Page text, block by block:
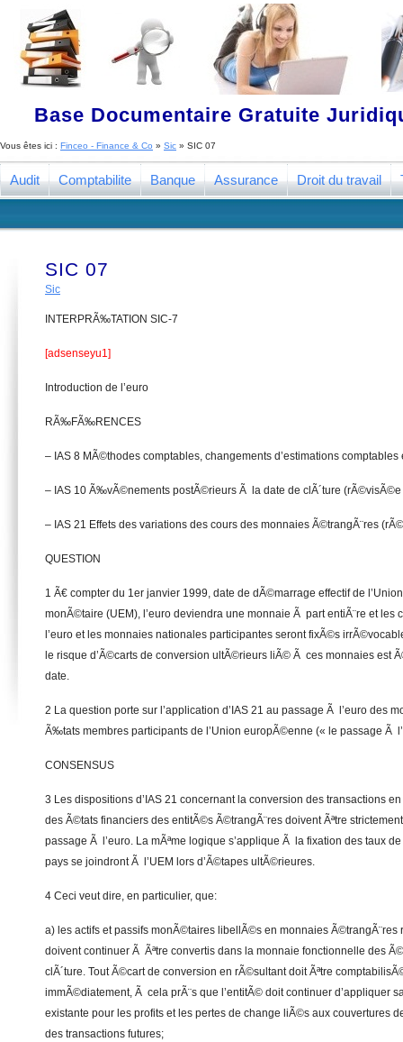
Base Documentaire Gratuite
Vous êtes ici : Finceo - Finance & Co » Sic » SIC 07
Audit Comptabilite Banque Assurance Droit du travail
SIC 07
Sic
INTERPRÃ‰TATION SIC-7
[adsenseyu1]
Introduction de l’euro
RÃ‰FÃ‰RENCES
– IAS 8 MÃ©thodes comptables, changements d’estimations comptables
– IAS 10 Ã‰vÃ©nements postÃ©rieurs Ã la date de clÃ´ture
– IAS 21 Effets des variations des cours des monnaies Ã©trangÃ¨res
QUESTION
1 Ã€ compter du 1er janvier 1999, date de dÃ©marrage effectif de
monÃ©taire (UEM), l’euro deviendra une monnaie Ã part entiÃ¨re et les
l’euro et les monnaies nationales participantes seront fixÃ©s
le risque d’Ã©carts de conversion ultÃ©rieurs liÃ© Ã ces monnaies est
date.
2 La question porte sur l’application d’IAS 21 au passage Ã l’euro des
Ã‰tats membres participants de l’Union europÃ©enne (« le passage Ã
CONSENSUS
3 Les dispositions d’IAS 21 concernant la conversion des transactions
des Ã©tats financiers des entitÃ©s Ã©trangÃ¨res doivent Ãªtre
passage Ã l’euro. La mÃªme logique s’applique Ã la fixation des taux
pays se joindront Ã l’UEM lors d’Ã©tapes ultÃ©rieures.
4 Ceci veut dire, en particulier, que:
a) les actifs et passifs monÃ©taires libellÃ©s en monnaies Ã©trangÃ¨res
doivent continuer Ã Ãªtre convertis dans la monnaie fonctionnelle des
clÃ´ture. Tout Ã©cart de conversion en rÃ©sultant doit Ãªtre
immÃ©diatement, Ã cela prÃ¨s que l’entitÃ© doit continuer d’appliquer
existante pour les profits et les pertes de change liÃ©s aux couvertures
des transactions futures;